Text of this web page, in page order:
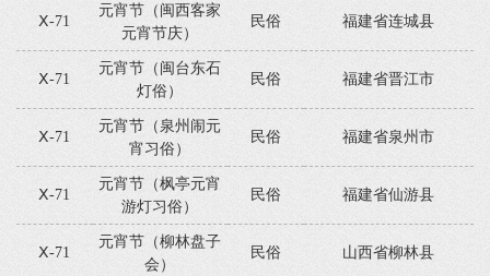
Ⅹ-71
元宵节（闽西客家
元宵节庆）
民俗 福建省连城县
Ⅹ-71
元宵节（闽台东石
灯俗）
民俗 福建省晋江市
Ⅹ-71
元宵节（泉州闹元
宵习俗）
民俗 福建省泉州市
Ⅹ-71
元宵节（枫亭元宵
游灯习俗）
民俗 福建省仙游县
Ⅹ-71
元宵节（柳林盘子
会）
民俗 山西省柳林县